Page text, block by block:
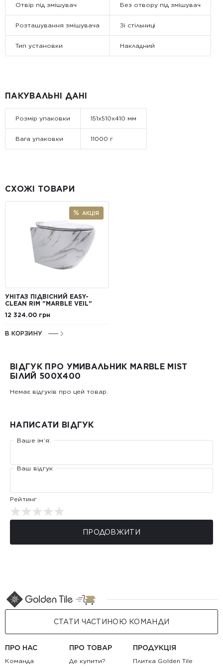
Отвір під змішувач Без отвору під змішувач
Розташування змішувача Зі стільниці
Тип установки Накладний
ПАКУВАЛЬНІ ДАНІ
Розмір упаковки 151x510x410 мм
Вага упаковки 11000 г
СХОЖІ ТОВАРИ
АКЦІЯ
УНІТАЗ ПІДВІСНИЙ EASY-
CLEAN RIM "MARBLE VEIL"
12 324.00 грн
В КОРЗИНУ
ВІДГУК ПРО УМИВАЛЬНИК MARBLE MIST
БІЛИЙ 500X400
Немає відгуків про цей товар.
НАПИСАТИ ВІДГУК
Ваше ім’я:
Ваш відгук
Рейтинг
ПРОДОВЖИТИ
СТАТИ ЧАСТИНОЮ КОМАНДИ
ПРО НАС
Команда
ПРО ТОВАР
Де купити?
ПРОДУКЦІЯ
Плитка Golden Tile